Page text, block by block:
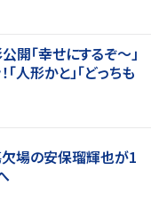
開「幸せにするぞ〜」
人形かと」「どっちも
欠場の安保瑠輝也が1